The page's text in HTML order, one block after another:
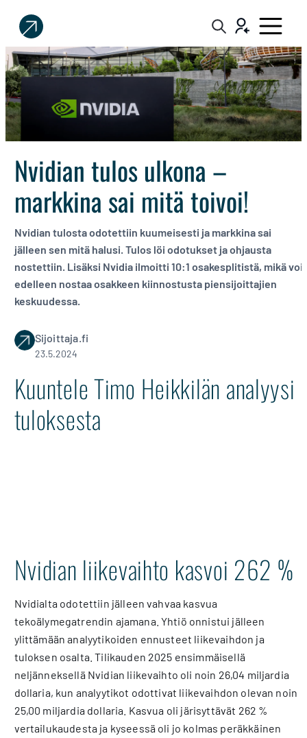
Sijoittaja.fi
Tee
parempia
sijoituspäätöksiä
Nvidian tulos ulkona –
markkina sai mitä toivoi!
Nvidian tulosta odotettiin kuumeisesti ja markkina sai
jälleen sen mitä halusi. Tulos löi odotukset ja ohjausta
nostettiin. Lisäksi Nvidia ilmoitti 10:1 osakesplitistä, mikä voi
edelleen nostaa osakkeen kiinnostusta piensijoittajien
keskuudessa.
Sijoittaja.fi
23.5.2024
Kuuntele Timo Heikkilän analyysi
tuloksesta
Nvidian liikevaihto kasvoi 262 %
Nvidialta odotettiin jälleen vahvaa kasvua
tekoälymegatrendin ajamana. Yhtiö onnistui jälleen
ylittämään analyytikoiden ennusteet liikevaihdon ja
tuloksen osalta. Tilikauden 2025 ensimmäisellä
neljänneksellä Nvidian liikevaihto oli noin 26,04 miljardia
dollaria, kun analyytikot odottivat liikevaihdon olevan noin
25,00 miljardia dollaria. Kasvua oli järisyttävät 262 %
vertailukaudesta ja kyseessä oli jo kolmas peräkkäinen